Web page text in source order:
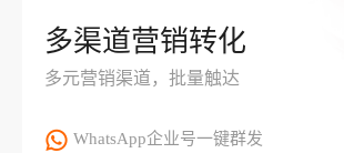
多渠道营销转化
多元营销渠道，批量触达
WhatsApp企业号一键群发